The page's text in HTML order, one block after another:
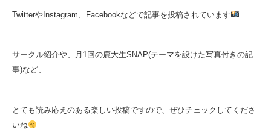
TwitterやInstagram、Facebookなどで記事を投稿されています
サークル紹介や、月1回の鹿大生SNAP(テーマを設けた写真付きの記
事)など、
とても読み応えのある楽しい投稿ですので、ぜひチェックしてくださ
いね